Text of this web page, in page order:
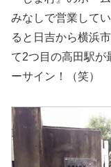
みなしで営業して
ると日吉から横浜
て2つ目の高田駅が
ーサイン！（笑）